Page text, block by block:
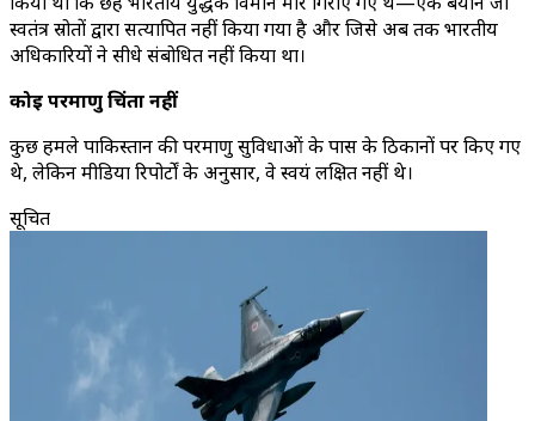
स्वतंत्र स्रोतों द्वारा सत्यापित नहीं किया गया है और जिसे अब तक भारतीय
अधिकारियों ने सीधे संबोधित नहीं किया था।
कोई परमाणु चिंता नहीं
कुछ हमले पाकिस्तान की परमाणु सुविधाओं के पास के ठिकानों पर किए गए
थे, लेकिन मीडिया रिपोर्टों के अनुसार, वे स्वयं लक्षित नहीं थे।
सूचित